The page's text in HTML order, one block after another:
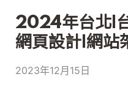
2024年台北|
網頁設計|網站
2023年12月15日